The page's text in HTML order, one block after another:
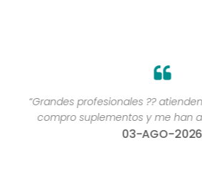
“Grandes profesionales ??
compro suplementos y me han
03-AGO-2026